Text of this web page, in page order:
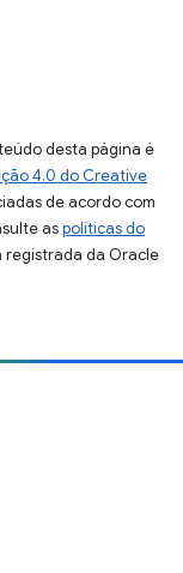
desta página é
4.0 do Creative
de acordo com
aspolíticas do
registrada da Oracle